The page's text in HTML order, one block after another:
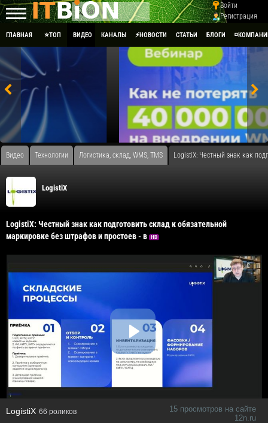
Войти
Регистрация
ГЛАВНАЯ ⭐ТОП ВИДЕО КАНАЛЫ ⚡НОВОСТИ СТАТЬИ БЛОГИ
Видео Технологии Логистика, склад, WMS, TMS ​LogistiX: Честный знак как
LogistiX
​LogistiX: Честный знак как подготовить склад к обязательной
маркировке без штрафов и простоев - в
HD
LogistiX 66 роликов
15 просмотров на сайте
12n.ru